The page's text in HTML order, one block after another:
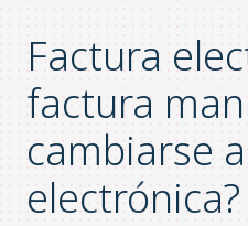
Factura
factura
cambiarse
electrónica?